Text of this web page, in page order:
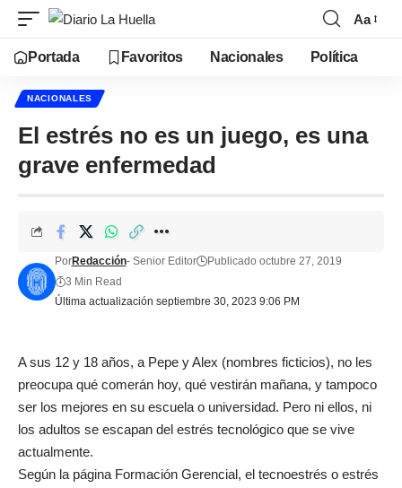
Aa
Portada Favoritos Nacionales Política
NACIONALES
El estrés no es un juego, es una
grave enfermedad
Última actualización septiembre 30, 2023 9:06 PM
PorRedacción- Senior Editor
Publicado octubre 27, 2019
3 Min Read
A sus 12 y 18 años, a Pepe y Alex (nombres ficticios), no les
preocupa qué comerán hoy, qué vestirán mañana, y tampoco
ser los mejores en su escuela o universidad. Pero ni ellos, ni
los adultos se escapan del estrés tecnológico que se vive
actualmente.
Según la página Formación Gerencial, el tecnoestrés o estrés